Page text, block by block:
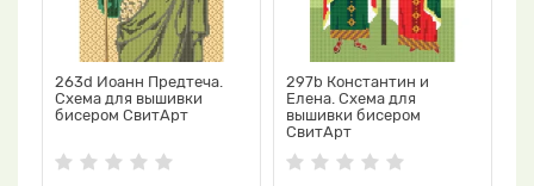
263d Иоанн Предтеча.
Схема для вышивки
бисером СвитАрт
297b Константин и
Елена. Схема для
вышивки бисером
СвитАрт